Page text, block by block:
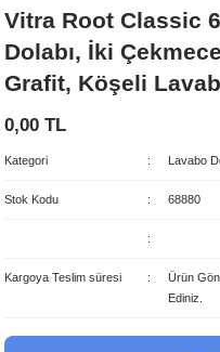
Vitra Root Classic
Dolabı, İki
Grafit, Köşeli
0,00 TL
Kategori Lavabo
Stok Kodu 68880
Kargoya Teslim süresi
Ürün
Ediniz.